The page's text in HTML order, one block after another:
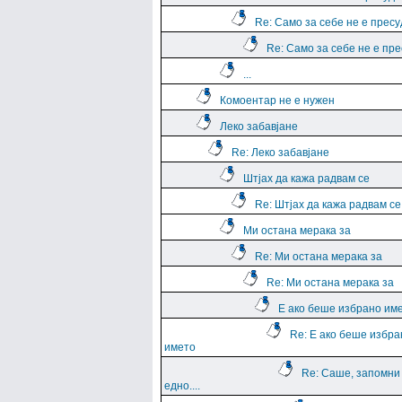
Re: Само за себе не е
Re: Само за себе не е
...
Комоентар не е нужен
Леко забавјане
Re: Леко забавјане
Штјах да кажа радвам се
Re: Штјах да кажа радвам се
Ми остана мерака за
Re: Ми остана мерака за
Re: Ми остана мерака за
Е ако беше избрано
Re: Е ако беше
името
Re: Саше, запомни
едно....